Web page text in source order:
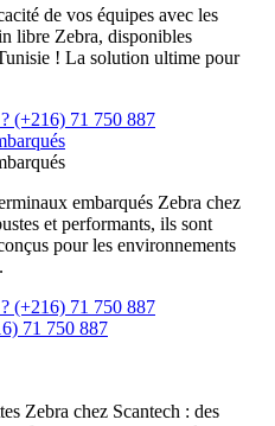
de vos équipes avec les
libre Zebra, disponibles
! La solution ultime pour
(+216) 71 750 887
embarqués Zebra chez
et performants, ils sont
pour les environnements
(+216) 71 750 887
71 750 887
Zebra chez Scantech : des